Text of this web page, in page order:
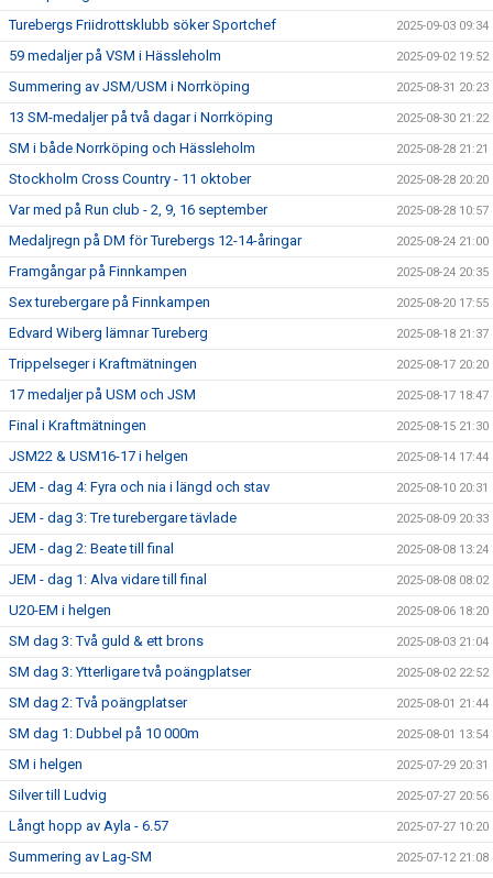
Turebergs Friidrottsklubb söker Sportchef 2025-09-03 09:34
59 medaljer på VSM i Hässleholm 2025-09-02 19:52
Summering av JSM/USM i Norrköping 2025-08-31 20:23
13 SM-medaljer på två dagar i Norrköping 2025-08-30 21:22
SM i både Norrköping och Hässleholm 2025-08-28 21:21
Stockholm Cross Country - 11 oktober 2025-08-28 20:20
Var med på Run club - 2, 9, 16 september 2025-08-28 10:57
Medaljregn på DM för Turebergs 12-14-åringar 2025-08-24 21:00
Framgångar på Finnkampen 2025-08-24 20:35
Sex turebergare på Finnkampen 2025-08-20 17:55
Edvard Wiberg lämnar Tureberg 2025-08-18 21:37
Trippelseger i Kraftmätningen 2025-08-17 20:20
17 medaljer på USM och JSM 2025-08-17 18:47
Final i Kraftmätningen 2025-08-15 21:30
JSM22 & USM16-17 i helgen 2025-08-14 17:44
JEM - dag 4: Fyra och nia i längd och stav 2025-08-10 20:31
JEM - dag 3: Tre turebergare tävlade 2025-08-09 20:33
JEM - dag 2: Beate till final 2025-08-08 13:24
JEM - dag 1: Alva vidare till final 2025-08-08 08:02
U20-EM i helgen 2025-08-06 18:20
SM dag 3: Två guld & ett brons 2025-08-03 21:04
SM dag 3: Ytterligare två poängplatser 2025-08-02 22:52
SM dag 2: Två poängplatser 2025-08-01 21:44
SM dag 1: Dubbel på 10 000m 2025-08-01 13:54
SM i helgen 2025-07-29 20:31
Silver till Ludvig 2025-07-27 20:56
Långt hopp av Ayla - 6.57 2025-07-27 10:20
Summering av Lag-SM 2025-07-12 21:08